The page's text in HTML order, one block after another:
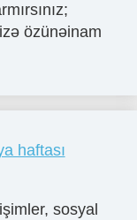
özünəinam
haftası
sosyal